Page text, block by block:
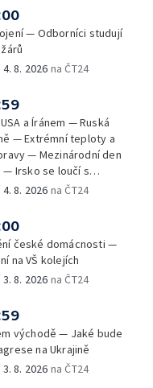
dočasně došla
orientačním běhu v Česku
Evropu — Rybářský
— Odborníci studují
4. 8. 2026 na ČT24
a Íránem — Ruská
— Extrémní teploty a
— Mezinárodní den
— Irsko se loučí s
Hansardem
4. 8. 2026 na ČT24
české domácnosti —
na VŠ kolejích
3. 8. 2026 na ČT24
východě — Jaké bude
na Ukrajině
3. 8. 2026 na ČT24